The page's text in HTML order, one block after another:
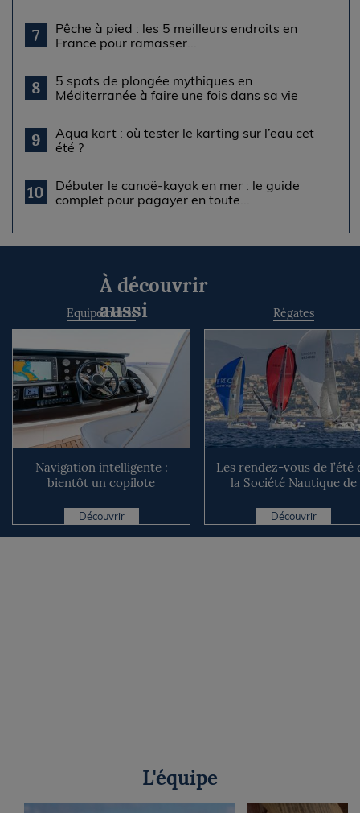
7
Pêche à pied : les 5 meilleurs endroits en
France pour ramasser...
8
5 spots de plongée mythiques en
Méditerranée à faire une fois dans sa vie
9
Aqua kart : où tester le karting sur l’eau cet
été ?
10
Débuter le canoë-kayak en mer : le guide
complet pour pagayer en toute...
À découvrir
aussi
Equipements
Navigation intelligente :
bientôt un copilote
Découvrir
Régates
Les rendez-vous de l’été
la Société Nautique de
Découvrir
L'équipe